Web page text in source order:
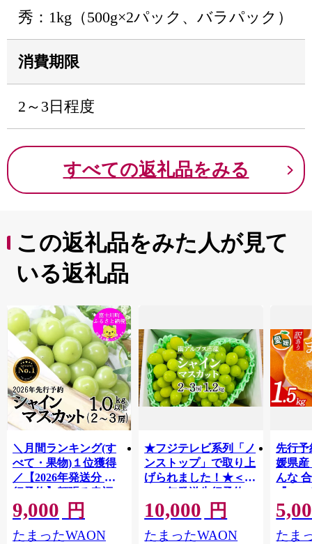
秀：1kg（500g×2パック、バラパック）
消費期限
2～3日程度
すべての返礼品をみる
この返礼品をみた人が見て
いる返礼品
＼月間ランキング(す
べて・果物)１位獲得
／【2026年発送分 先
行予約】頬張る幸福
感 〜緑の宝石・ シ
ャインマスカット 〜
１ｋｇ以上（２〜３
9,000 円
たまったWAON
★フジテレビ系列「ノ
ンストップ」で取り上
げられました！★＜
2026年発送先行予約＞
南アルプス市産シャイ
ンマスカット1.2kg以
上（2～3房） クール
10,000 円
たまったWAON
先行予
媛県産
んな
『
出荷
ご自宅
マド
たま